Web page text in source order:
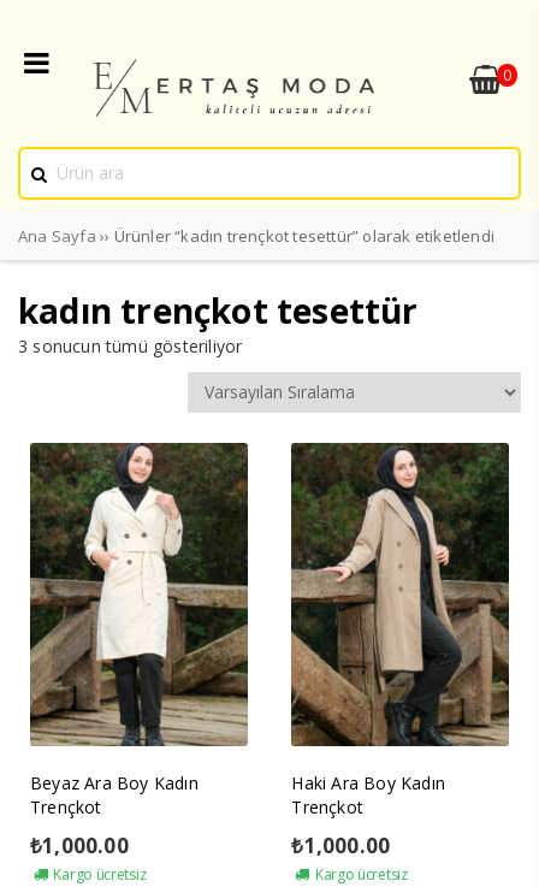
0
Ana Sayfa ›› Ürünler “kadın trençkot tesettür” olarak etiketlendi
kadın trençkot tesettür
3 sonucun tümü gösteriliyor
Beyaz Ara Boy Kadın
Trençkot
₺1,000.00
Kargo ücretsiz
Haki Ara Boy Kadın
Trençkot
₺1,000.00
Kargo ücretsiz